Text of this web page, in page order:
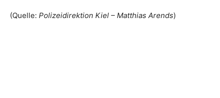
(Quelle: Polizeidirektion Kiel – Matthias Arends)